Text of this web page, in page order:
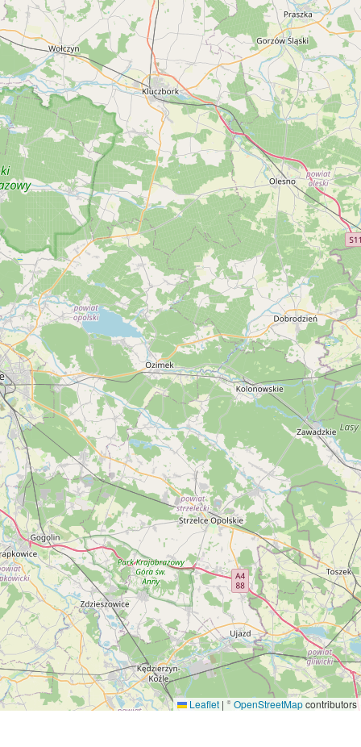
Leaflet | © OpenStreetMapcontributors